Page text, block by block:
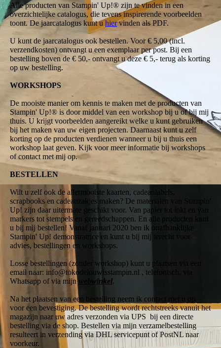
Alle producten van Stampin' Up!® zijn te vinden in een
overzichtelijke catalogus, die tevens inspirerende voorbeelden
toont. De jaarcatalogus kunt uhiervinden als PDF.
U kunt de jaarcatalogus ook bestellen. Voor € 5,00 (incl.
verzendkosten) ontvangt u een exemplaar per post. Bij een
bestelling boven de € 50,- ontvangt u deze € 5,- terug als korting
op uw bestelling.
WORKSHOPS
De mooiste manier om kennis te maken met de producten van
Stampin' Up!® is door middel van een workshop bij u of bij mij
thuis. U krijgt voorbeelden aangereikt welke u kunt gebruiken
bij het maken van uw eigen projecten. Daarnaast kunt u zelf
korting op de producten verdienen wanneer u bij u thuis een
workshop laat geven. Kijk voor meer informatie bij workshops
of contact met mij op.
BESTELLEN
Wilt u zelf ook de allermooiste kaarten, cadeaulabels,
scrapbooks en cadeauzakjes maken? De materialen van Stampin'
Up! zijn daar uitermate geschikt voor. Van papier tot inkt en van
markers tot stempels en gereedschappen. En alle producten kunt
u bij mij bestellen! Vanaf januari 2020 ben ik onafhanklijke
Stampin' Up! demonstratrice en kunt u bij mij terecht voor
advies, bestellingen en workshops.
Losse bestellingen (zonder workshop) kunt u plaatsen via een
email naar: info@tokodelouwisstampin.nl , telefonisch, via
Whatsapp of via mijnwebwinkel.
Na het plaatsen van een bestelling neem ik contact met u op
voor een bevestiging. De bestelling wordt rechtstreeks vanuit het
magazijn naar uw adres verzonden via UPS bij een directe
bestelling via de shop. Bestellen via mijn verzamelbestelling
resulteert in verzending via DHL servicepunt of PostNL naar
voorkeur.